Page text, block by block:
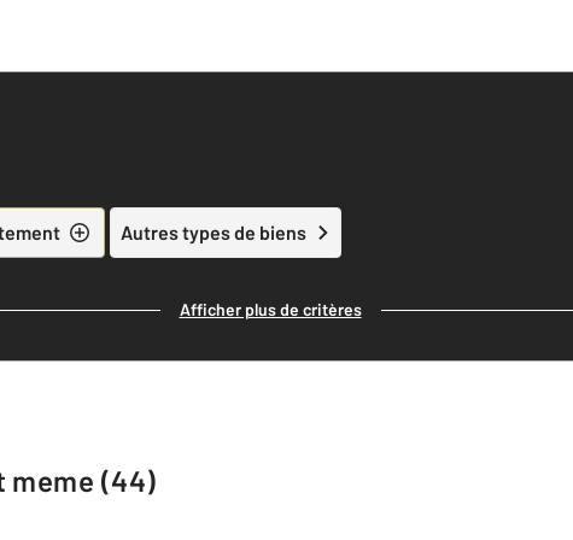
Autres types de biens
Afficher plus de critères
meme (44)